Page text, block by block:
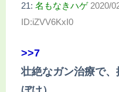
21: 名もなきハゲ 2020/
ID:iZVV6KxI0
>>7
壮絶なガン治療で